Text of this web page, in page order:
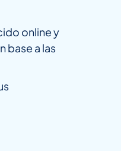
online y
base a las